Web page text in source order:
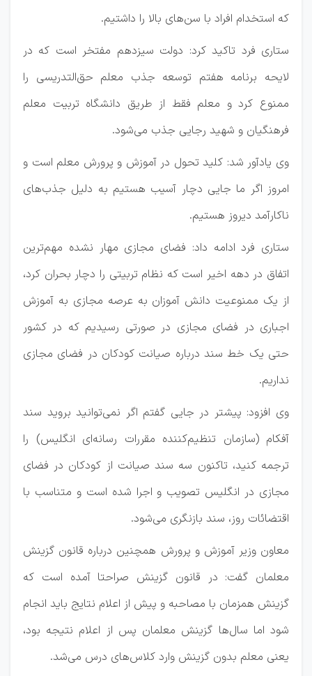
که استخدام افراد با سن‌های بالا را داشتیم.
ستاری فرد تاکید کرد: دولت سیزدهم مفتخر است که در
لایحه برنامه هفتم توسعه جذب معلم حق‌التدریسی را
ممنوع کرد و معلم فقط از طریق دانشگاه تربیت معلم
فرهنگیان و شهید رجایی جذب می‌شود.
وی یادآور شد: کلید تحول در آموزش و پرورش معلم است و
امروز اگر ما جایی دچار آسیب هستیم به دلیل جذب‌های
ناکارآمد دیروز هستیم.
ستاری فرد ادامه داد: فضای مجازی مهار نشده مهم‌ترین
اتفاق در دهه اخیر است که نظام تربیتی را دچار بحران کرد،
از یک ممنوعیت دانش آموزان به عرصه مجازی به آموزش
اجباری در فضای مجازی در صورتی رسیدیم که در کشور
حتی یک خط سند درباره صیانت کودکان در فضای مجازی
نداریم.
وی افزود: پیشتر در جایی گفتم اگر نمی‌توانید بروید سند
آفکام (سازمان تنظیم‌کننده مقررات رسانه‌ای انگلیس) را
ترجمه کنید، تاکنون سه سند صیانت از کودکان در فضای
مجازی در انگلیس تصویب و اجرا شده است و متناسب با
اقتضائات روز، سند بازنگری می‌شود.
معاون وزیر آموزش و پرورش همچنین درباره قانون گزینش
معلمان گفت: در قانون گزینش صراحتا آمده است که
گزینش همزمان با مصاحبه و پیش از اعلام نتایج باید انجام
شود اما سال‌ها گزینش معلمان پس از اعلام نتیجه بود،
یعنی معلم بدون گزینش وارد کلاس‌های درس می‌شد.